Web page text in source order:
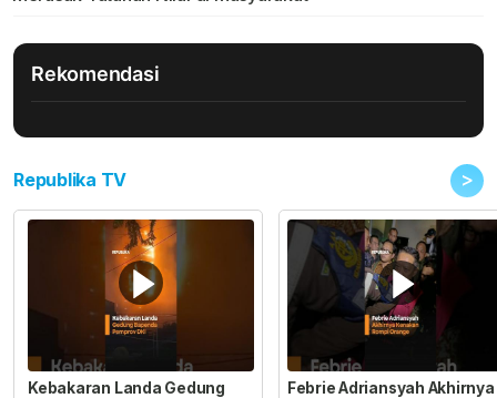
Rekomendasi
Republika TV >
Kebakaran Landa Gedung
Febrie Adriansyah Akhirnya